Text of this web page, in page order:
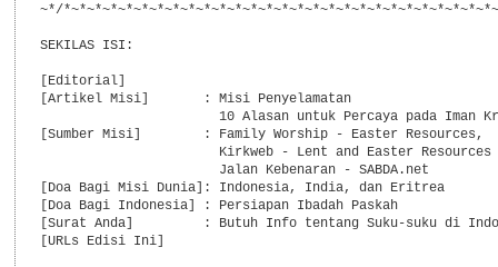
~*/
SEKILAS ISI:
[Editorial]
[Artikel Misi]       : Misi Penyelamatan
10 Alasan untuk Percaya pada Iman
[Sumber Misi]        : Family Worship - Easter Resources,
Kirkweb - Lent and Easter Resources
                       Jalan Kebenaran - SABDA.net
[Doa Bagi Misi Dunia]: Indonesia, India, dan Eritrea
[Doa Bagi Indonesia] : Persiapan Ibadah Paskah
[Surat Anda]         : Butuh Info tentang Suku-suku di
[URLs Edisi Ini]